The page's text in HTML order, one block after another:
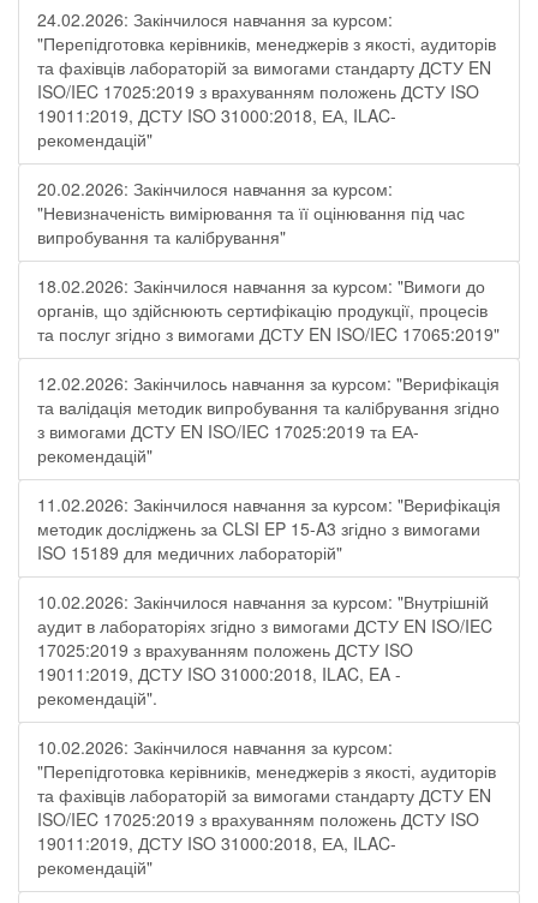
24.02.2026: Закінчилося навчання за курсом:
"Перепідготовка керівників, менеджерів з якості, аудиторів
та фахівців лабораторій за вимогами стандарту ДСТУ EN
ISO/IEC 17025:2019 з врахуванням положень ДСТУ ISO
19011:2019, ДСТУ ISO 31000:2018, ЕА, ILAC-
рекомендацій"
20.02.2026: Закінчилося навчання за курсом:
"Невизначеність вимірювання та її оцінювання під час
випробування та калібрування"
18.02.2026: Закінчилося навчання за курсом: "Вимоги до
органів, що здійснюють сертифікацію продукції, процесів
та послуг згідно з вимогами ДСТУ EN ISO/IEC 17065:2019"
12.02.2026: Закінчилось навчання за курсом: "Верифікація
та валідація методик випробування та калібрування згідно
з вимогами ДСТУ EN ISO/IEC 17025:2019 та ЕА-
рекомендацій"
11.02.2026: Закінчилося навчання за курсом: "Верифікація
методик досліджень за CLSI EP 15-A3 згідно з вимогами
ISO 15189 для медичних лабораторій"
10.02.2026: Закінчилося навчання за курсом: "Внутрішній
аудит в лабораторіях згідно з вимогами ДСТУ EN ISO/IEC
17025:2019 з врахуванням положень ДСТУ ISO
19011:2019, ДСТУ ISO 31000:2018, ILAC, EA -
рекомендацій".
10.02.2026: Закінчилося навчання за курсом:
"Перепідготовка керівників, менеджерів з якості, аудиторів
та фахівців лабораторій за вимогами стандарту ДСТУ EN
ISO/IEC 17025:2019 з врахуванням положень ДСТУ ISO
19011:2019, ДСТУ ISO 31000:2018, ЕА, ILAC-
рекомендацій"